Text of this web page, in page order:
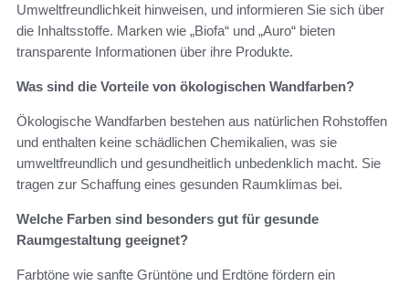
Umweltfreundlichkeit hinweisen, und informieren Sie sich über
die Inhaltsstoffe. Marken wie „Biofa“ und „Auro“ bieten
transparente Informationen über ihre Produkte.
Was sind die Vorteile von ökologischen Wandfarben?
Ökologische Wandfarben bestehen aus natürlichen Rohstoffen
und enthalten keine schädlichen Chemikalien, was sie
umweltfreundlich und gesundheitlich unbedenklich macht. Sie
tragen zur Schaffung eines gesunden Raumklimas bei.
Welche Farben sind besonders gut für gesunde
Raumgestaltung geeignet?
Farbtöne wie sanfte Grüntöne und Erdtöne fördern ein